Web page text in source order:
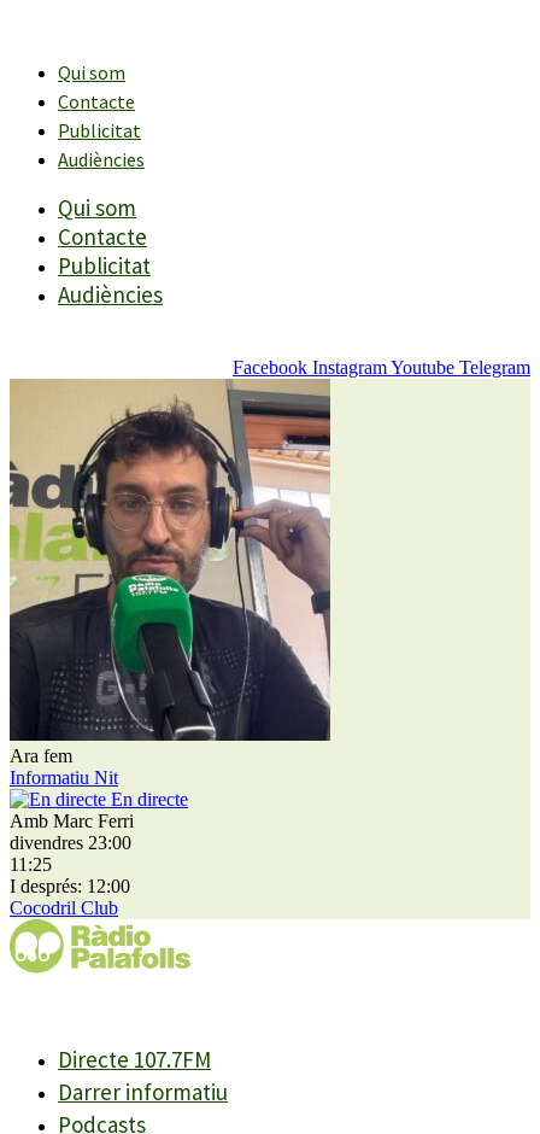
contingutQui som
Contacte
Publicitat
Audiències
Qui som
Contacte
Publicitat
Audiències
Facebook InstagramYoutube Telegram
Ara fem
Informatiu Nit
En directe
Amb Marc Ferri
divendres 23:00
11:25
I després: 12:00
Cocodril Club
Directe 107.7FM
Darrer informatiu
Podcasts